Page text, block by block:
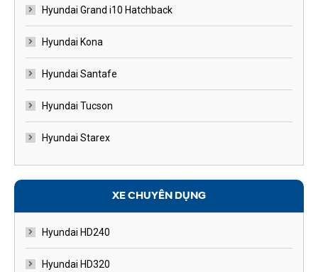
Hyundai Grand i10 Hatchback
Hyundai Kona
Hyundai Santafe
Hyundai Tucson
Hyundai Starex
XE CHUYÊN DỤNG
Hyundai HD240
Hyundai HD320